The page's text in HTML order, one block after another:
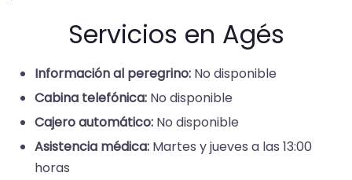
Servicios en Agés
Información al peregrino: No disponible
Cabina telefónica: No disponible
Cajero automático: No disponible
Asistencia médica: Martes y jueves a las 13:00
horas